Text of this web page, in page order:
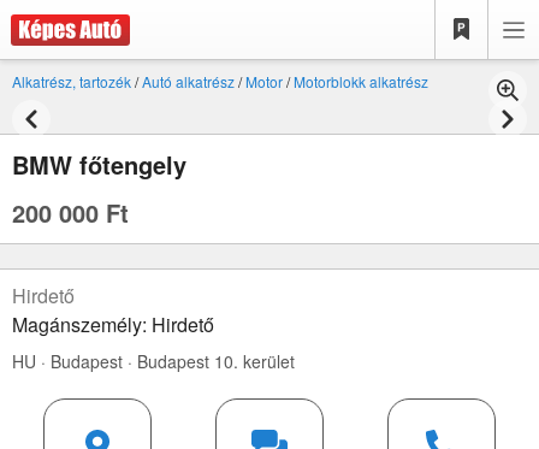
Alkatrész, tartozék/Autó alkatrész/Motor/Motorblokk alkatrész
BMW főtengely
200 000 Ft
Hirdető
Magánszemély: Hirdető
HU · Budapest · Budapest 10. kerület